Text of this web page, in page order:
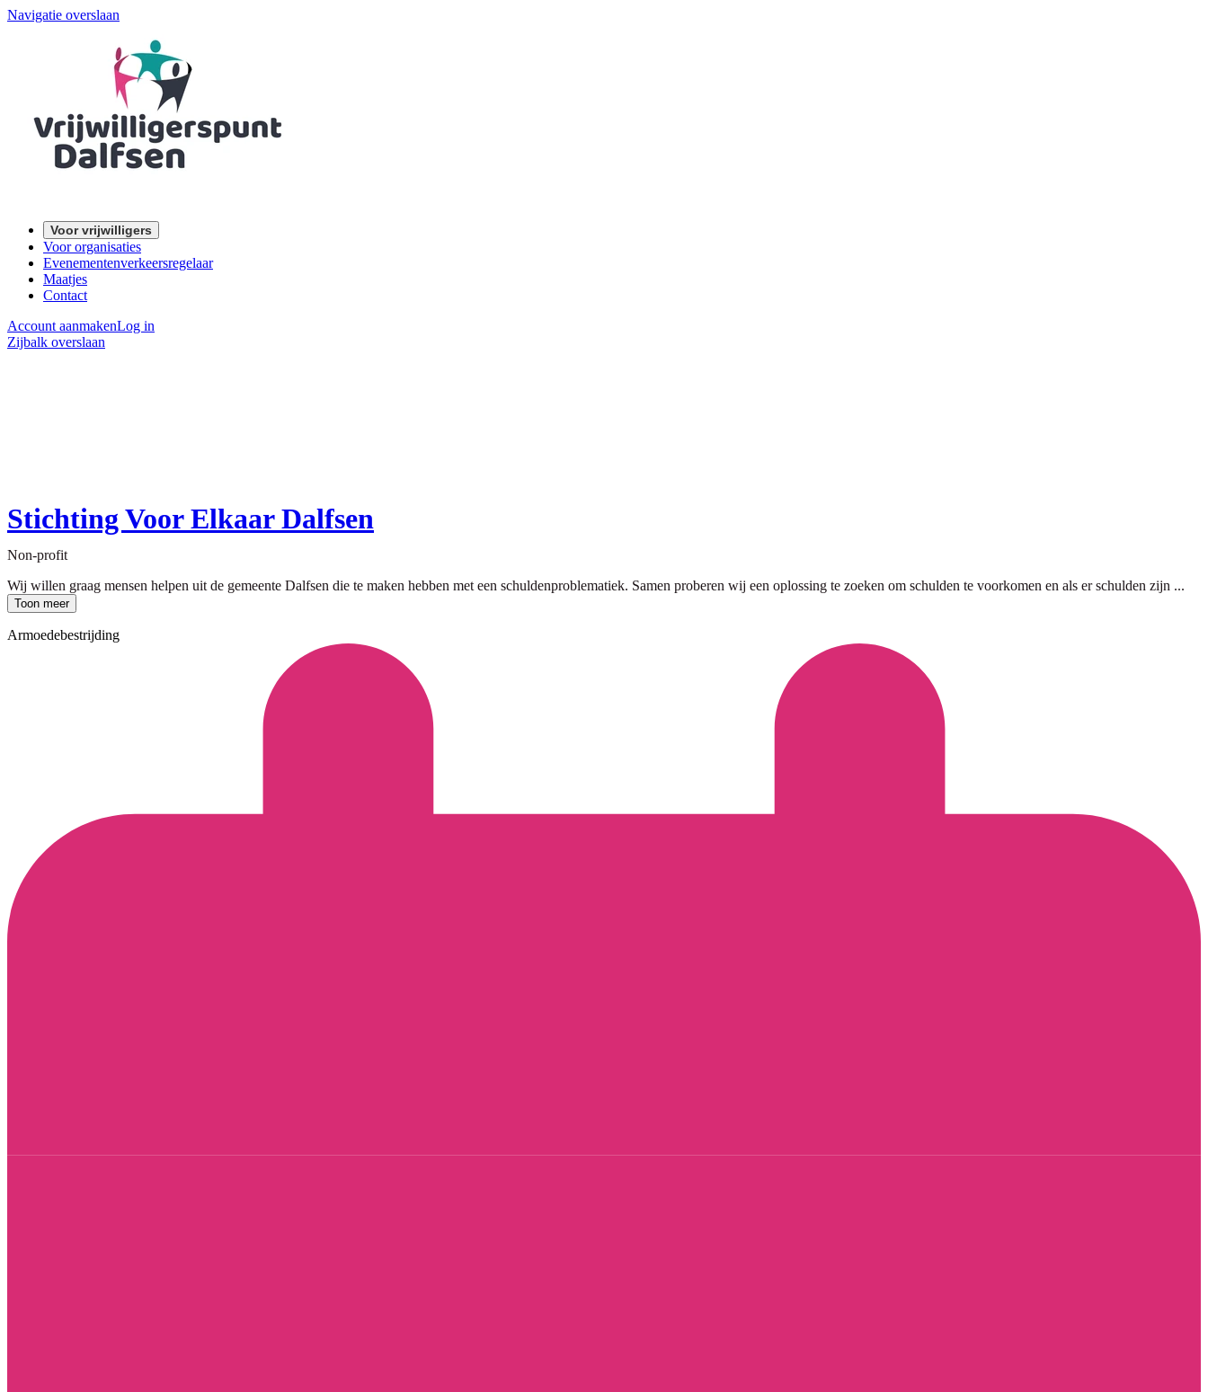
Navigatie overslaan
Voor vrijwilligers
Voor organisaties
Evenementenverkeersregelaar
Maatjes
Contact
Account aanmakenLog in
Zijbalk overslaan
Stichting Voor Elkaar Dalfsen
Non-profit
Wij willen graag mensen helpen uit de gemeente Dalfsen die te maken hebben met een schuldenproblematiek. Samen proberen wij een oplossing te zoeken om schulden te voorkomen en als er schulden zijn ...
Toon meer
Armoedebestrijding